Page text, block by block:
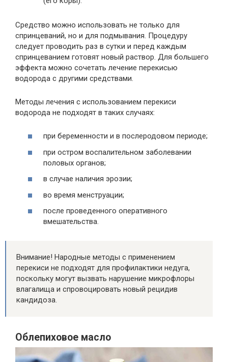
Средство можно использовать не только для
спринцеваний, но и для подмывания. Процедуру
следует проводить раз в сутки и перед каждым
спринцеванием готовят новый раствор. Для большего
эффекта можно сочетать лечение перекисью
водорода с другими средствами.
Методы лечения с использованием перекиси
водорода не подходят в таких случаях:
при беременности и в послеродовом периоде;
при остром воспалительном заболевании
половых органов;
в случае наличия эрозии;
во время менструации;
после проведенного оперативного
вмешательства.
Внимание! Народные методы с применением
перекиси не подходят для профилактики недуга,
поскольку могут вызвать нарушение микрофлоры
влагалища и спровоцировать новый рецидив
кандидоза.
Облепиховое масло